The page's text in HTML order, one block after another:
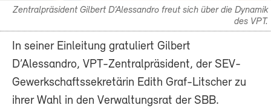
Zentralpräsident Gilbert D’Alessandro freut sich über die Dynamik
des VPT.
In seiner Einleitung gratuliert Gilbert
D’Alessandro, VPT-Zentralpräsident, der SEV-
Gewerkschaftssekretärin Edith Graf-Litscher zu
ihrer Wahl in den Verwaltungsrat der SBB.